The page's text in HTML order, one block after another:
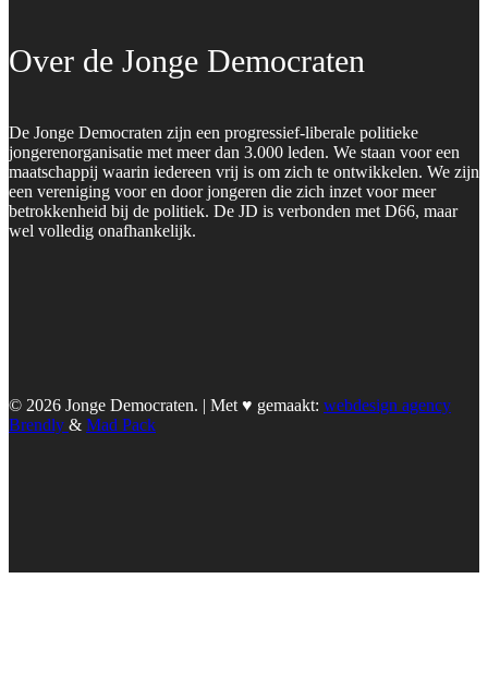
Over de Jonge Democraten
De Jonge Democraten zijn een progressief-liberale politieke
jongerenorganisatie met meer dan 3.000 leden. We staan voor een
maatschappij waarin iedereen vrij is om zich te ontwikkelen. We zijn
een vereniging voor en door jongeren die zich inzet voor meer
betrokkenheid bij de politiek. De JD is verbonden met D66, maar
wel volledig onafhankelijk.
© 2026 Jonge Democraten. | Met ♥︎ gemaakt: webdesign agency
Brendly & Mad Pack